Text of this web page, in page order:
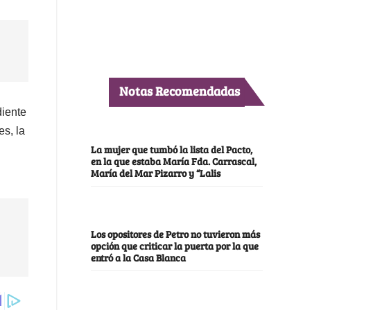
la
Notas Recomendadas
La mujer que tumbó la lista del Pacto,
en la que estaba María Fda. Carrascal,
María del Mar Pizarro y “Lalis
Los opositores de Petro no tuvieron más
opción que criticar la puerta por la que
entró a la Casa Blanca